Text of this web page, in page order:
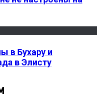
в Бухару и
в Элисту